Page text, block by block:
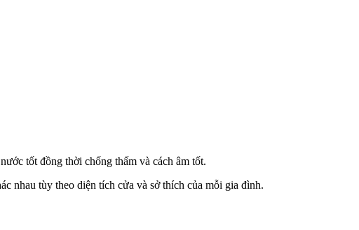
tốt đồng thời chống thấm và cách âm tốt.
nhau tùy theo diện tích cửa và sở thích của mỗi gia đình.